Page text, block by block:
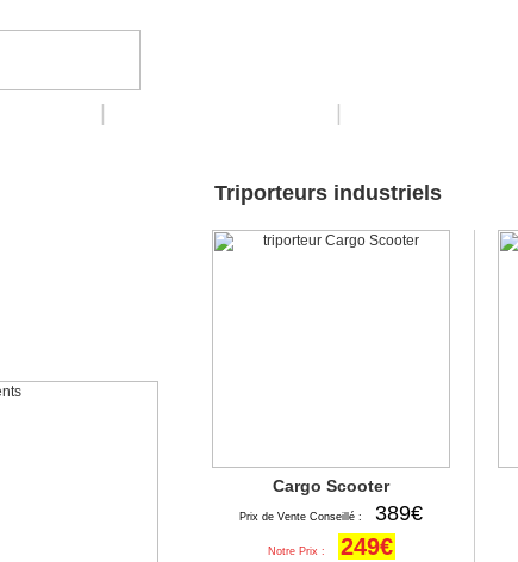
Triporteurs industriels
Cargo Scooter
Prix de Vente Conseillé : 389€
Notre Prix : 249€